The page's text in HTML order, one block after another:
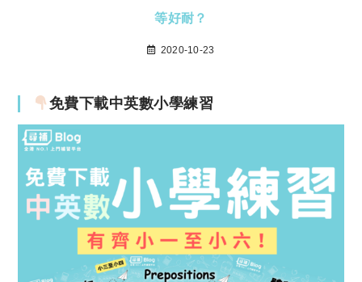
等好耐？
2020-10-23
免費下載中英數小學練習